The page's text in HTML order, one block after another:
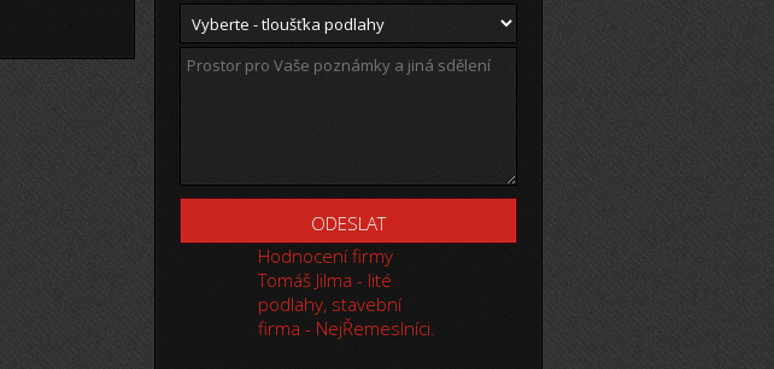
Hodnocení firmy
Tomáš Jilma - lité
podlahy, stavební
firma - NejŘemeslníci.